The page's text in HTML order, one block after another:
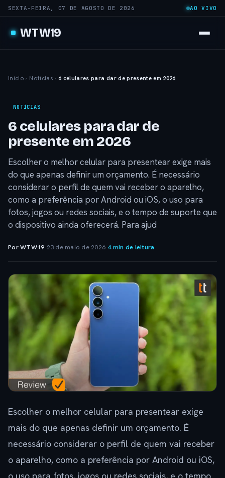
SEXTA-FEIRA, 07 DE AGOSTO DE 2026 AO VIVO
WTW19
Início › Notícias › 6 celulares para dar de presente em 2026
NOTÍCIAS
6 celulares para dar de
presente em 2026
Escolher o melhor celular para presentear exige mais
do que apenas definir um orçamento. É necessário
considerar o perfil de quem vai receber o aparelho,
como a preferência por Android ou iOS, o uso para
fotos, jogos ou redes sociais, e o tempo de suporte que
o dispositivo ainda oferecerá. Para ajud
Por WTW19· 23 de maio de 2026·4 min de leitura
Escolher o melhor celular para presentear exige
mais do que apenas definir um orçamento. É
necessário considerar o perfil de quem vai receber
o aparelho, como a preferência por Android ou iOS,